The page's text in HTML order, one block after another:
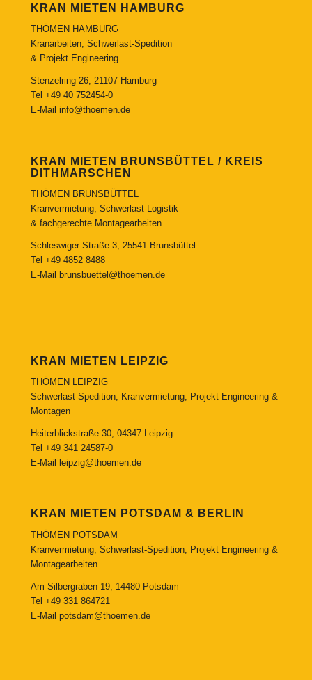
KRAN MIETEN HAMBURG
THÖMEN HAMBURG
Kranarbeiten, Schwerlast-Spedition
& Projekt Engineering
Stenzelring 26, 21107 Hamburg
Tel +49 40 752454-0
E-Mail info@thoemen.de
KRAN MIETEN BRUNSBÜTTEL / KREIS
DITHMARSCHEN
THÖMEN BRUNSBÜTTEL
Kranvermietung, Schwerlast-Logistik
& fachgerechte Montagearbeiten
Schleswiger Straße 3, 25541 Brunsbüttel
Tel +49 4852 8488
E-Mail
brunsbuettel@thoemen.de
KRAN MIETEN LEIPZIG
THÖMEN LEIPZIG
Schwerlast-Spedition, Kranvermietung, Projekt Engineering &
Montagen
Heiterblickstraße 30, 04347 Leipzig
Tel +49 341 24587-0
E-Mail
leipzig@thoemen.de
KRAN MIETEN POTSDAM & BERLIN
THÖMEN POTSDAM
Kranvermietung, Schwerlast-Spedition, Projekt Engineering &
Montagearbeiten
Am Silbergraben 19, 14480 Potsdam
Tel +49 331 864721
E-Mail potsdam@thoemen.de